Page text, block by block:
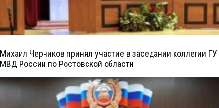
Михаил Черников принял участие в заседании коллегии ГУ
МВД России по Ростовской области